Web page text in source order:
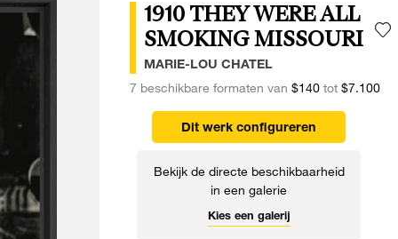
1910 THEY WERE ALL
SMOKING MISSOURI
MARIE-LOU CHATEL
7 beschikbare formaten van $140tot $7.100
Dit werk configureren
Bekijk de directe beschikbaarheid
in een galerie
Kies een galerij